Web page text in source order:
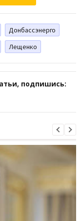
Донбассэнерго
Лещенко
подпишись: